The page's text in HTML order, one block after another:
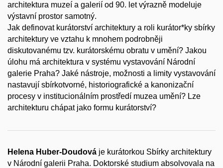
architektura muzeí a galerií od 90. let výrazně modeluje
výstavní prostor samotný.
Jak definovat kurátorství architektury a roli kurátor*ky sbírky
architektury ve vztahu k mnohem podrobněji
diskutovanému tzv. kurátorskému obratu v umění? Jakou
úlohu má architektura v systému vystavování Národní
galerie Praha? Jaké nástroje, možnosti a limity vystavování
nastavují sbírkotvorné, historiografické a kanonizační
procesy v institucionálním prostředí muzea umění? Lze
architekturu chápat jako formu kurátorství?
Helena Huber-Doudová je kurátorkou Sbírky architektury
v Národní galerii Praha. Doktorské studium absolvovala na